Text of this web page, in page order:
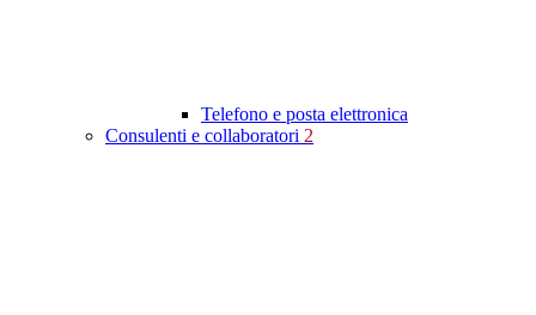
Telefono e posta elettronica
Consulenti e collaboratori 2